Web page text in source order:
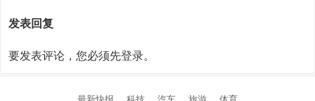
发表回复
要发表评论，您必须先登录。